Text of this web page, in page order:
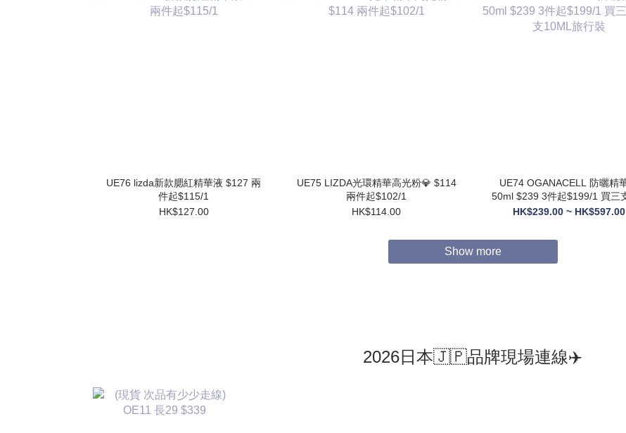
UE76 lizda新款腮紅精華液 $127 兩
件起$115/1
HK$127.00
UE75 LIZDA光環精華高光粉💎 $114
兩件起$102/1
HK$114.00
UE74 OGANACELL 防曬精華乳
50ml $239 3件起$199/1 買三支送6
支10ML旅行裝
HK$239.00 ~ HK$597.00
Show more
2026日本🇯🇵品牌現場連線✈️